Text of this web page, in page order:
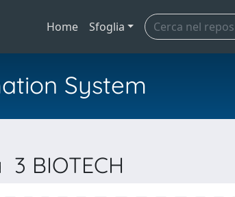
Home Sfoglia
System
BIOTECH